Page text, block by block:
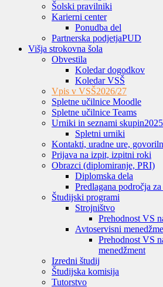
Šolski pravilniki
Karierni center
Ponudba del
Partnerska podjetjaPUD
Višja strokovna šola
Obvestila
Koledar dogodkov
Koledar VSŠ
Vpis v VSŠ2026/27
Spletne učilnice Moodle
Spletne učilnice Teams
Urniki in seznami skupin
Spletni urniki
Kontakti, uradne ure,
Prijava na izpit, izpitni roki
Obrazci (diplomiranje, PRI)
Diplomska dela
Predlagana področja
Študijski programi
Strojništvo
Prehodnost VS
Avtoservisni
Prehodnost VS
menedžment
Izredni študij
Študijska komisija
Tutorstvo